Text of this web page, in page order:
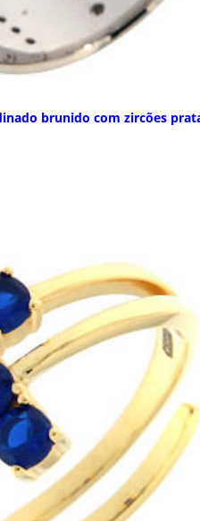
brunido com zircões